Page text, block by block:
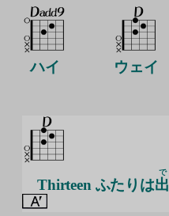
ハイ ウェイ
Thirteen ふたりは出
で